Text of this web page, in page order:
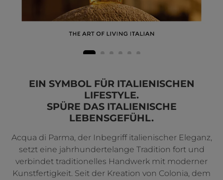
EIN SYMBOL FÜR ITALIENISCHEN
LIFESTYLE.
SPÜRE DAS ITALIENISCHE
LEBENSGEFÜHL.
Acqua di Parma, der Inbegriff italienischer Eleganz,
setzt eine jahrhundertelange Tradition fort und
verbindet traditionelles Handwerk mit moderner
Kunstfertigkeit. Seit der Kreation von Colonia, dem